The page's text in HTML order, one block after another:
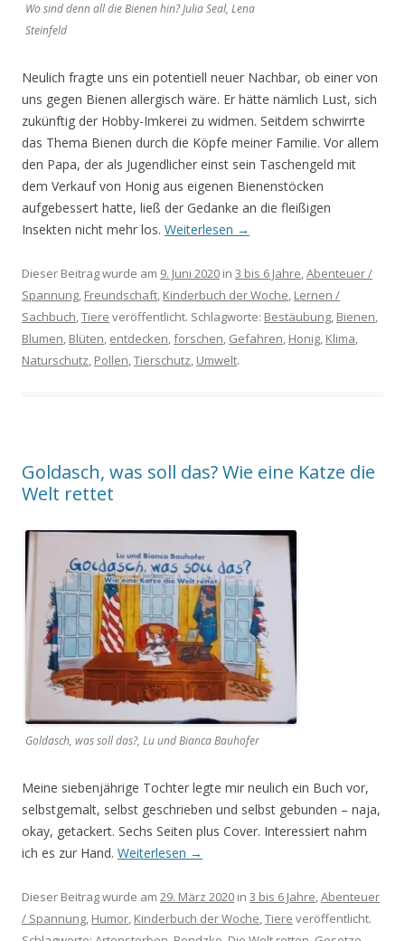
Wo sind denn all die Bienen hin? Julia Seal, Lena
Steinfeld
Neulich fragte uns ein potentiell neuer Nachbar, ob einer von
uns gegen Bienen allergisch wäre. Er hätte nämlich Lust, sich
zukünftig der Hobby-Imkerei zu widmen. Seitdem schwirrte
das Thema Bienen durch die Köpfe meiner Familie. Vor allem
den Papa, der als Jugendlicher einst sein Taschengeld mit
dem Verkauf von Honig aus eigenen Bienenstöcken
aufgebessert hatte, ließ der Gedanke an die fleißigen
Insekten nicht mehr los. Weiterlesen →
Dieser Beitrag wurde am 9. Juni 2020 in 3 bis 6 Jahre,Abenteuer /
Spannung, Freundschaft, Kinderbuch der Woche, Lernen /
Sachbuch,Tiere veröffentlicht. Schlagworte: Bestäubung, Bienen,
Blumen, Blüten, entdecken,forschen, Gefahren, Honig, Klima,
Naturschutz, Pollen,Tierschutz, Umwelt.
Goldasch, was soll das? Wie eine Katze die
Welt rettet
Goldasch, was soll das?, Lu und Bianca Bauhofer
Meine siebenjährige Tochter legte mir neulich ein Buch vor,
selbstgemalt, selbst geschrieben und selbst gebunden – naja,
okay, getackert. Sechs Seiten plus Cover. Interessiert nahm
ich es zur Hand. Weiterlesen →
Dieser Beitrag wurde am 29. März 2020 in 3 bis 6 Jahre,Abenteuer
/ Spannung, Humor, Kinderbuch der Woche,Tiere veröffentlicht.